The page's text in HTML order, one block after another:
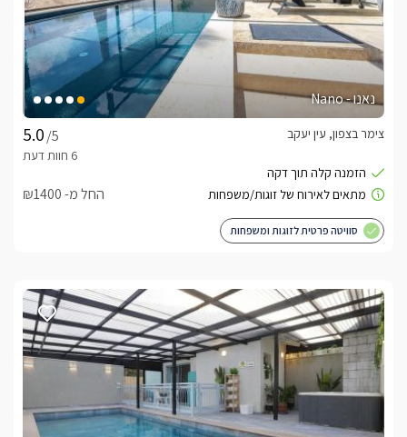
נאנו - Nano
/5
צימר בצפון, עין יעקב
החל מ- ₪1400
סוויטה פרטית לזוגות ומשפחות